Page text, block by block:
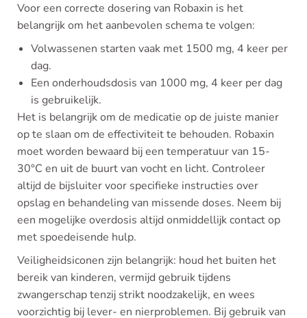
Voor een correcte dosering van Robaxin is het
belangrijk om het aanbevolen schema te volgen:
Volwassenen starten vaak met 1500 mg, 4 keer per
dag.
Een onderhoudsdosis van 1000 mg, 4 keer per dag
is gebruikelijk.
Het is belangrijk om de medicatie op de juiste manier
op te slaan om de effectiviteit te behouden. Robaxin
moet worden bewaard bij een temperatuur van 15-
30°C en uit de buurt van vocht en licht. Controleer
altijd de bijsluiter voor specifieke instructies over
opslag en behandeling van missende doses. Neem bij
een mogelijke overdosis altijd onmiddellijk contact op
met spoedeisende hulp.
Veiligheidsiconen zijn belangrijk: houd het buiten het
bereik van kinderen, vermijd gebruik tijdens
zwangerschap tenzij strikt noodzakelijk, en wees
voorzichtig bij lever- en nierproblemen. Bij gebruik van